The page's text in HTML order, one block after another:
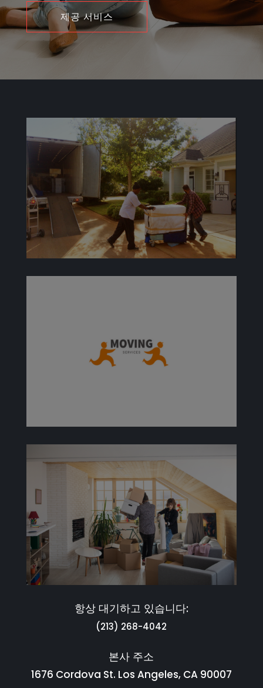
제공 서비스
항상 대기하고 있습니다:
(213) 268-4042
본사 주소
1676 Cordova St. Los Angeles, CA 90007